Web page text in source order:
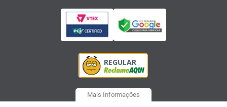
Mais Informações